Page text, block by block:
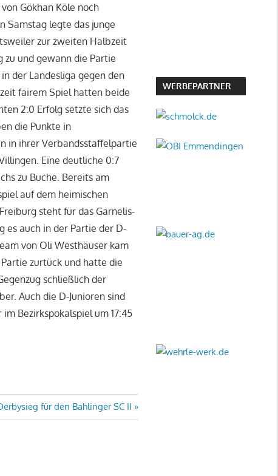
Gökhan Köle noch
Samstag legte das junge
zur zweiten Halbzeit
und gewann die Partie
der Landesliga gegen den
fairem Spiel hatten beide
2:0 Erfolg setzte sich das
die Punkte in
in ihrer Verbandsstaffelpartie
Eine deutliche 0:7
zu Buche. Bereits am
auf dem heimischen
steht für das Garnelis-
es auch in der Partie der D-
von Oli Westhäuser kam
zurtück und hatte die
schließlich der
Auch die D-Junioren sind
Bezirkspokalspiel um 17:45
für den Bahlinger SC II
WERBEPARTNER